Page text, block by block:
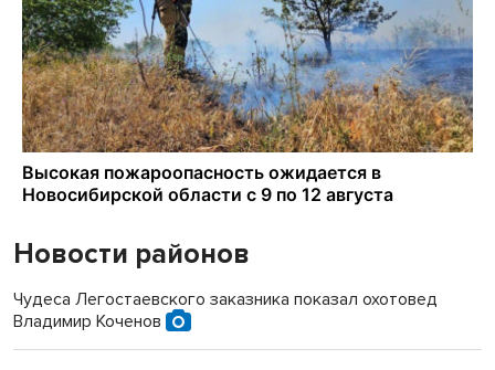
Новости районов
Чудеса Легостаевского заказника показал охотовед
Владимир Коченов